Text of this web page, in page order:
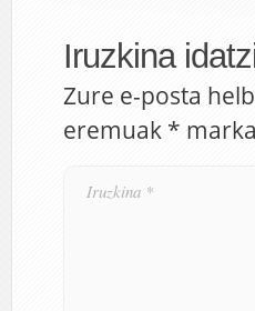
Iruzkina
Zure e-posta
eremuak *